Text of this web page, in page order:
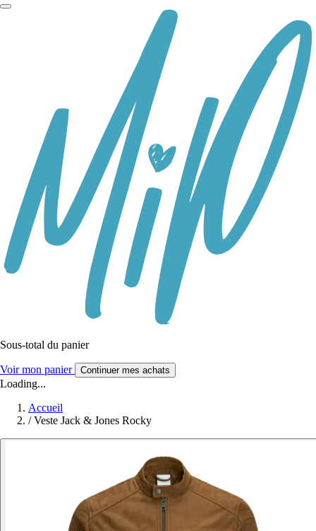
Sous-total du panier
Voir mon panier Continuer mes achats
Loading...
Accueil
/ Veste Jack & Jones Rocky